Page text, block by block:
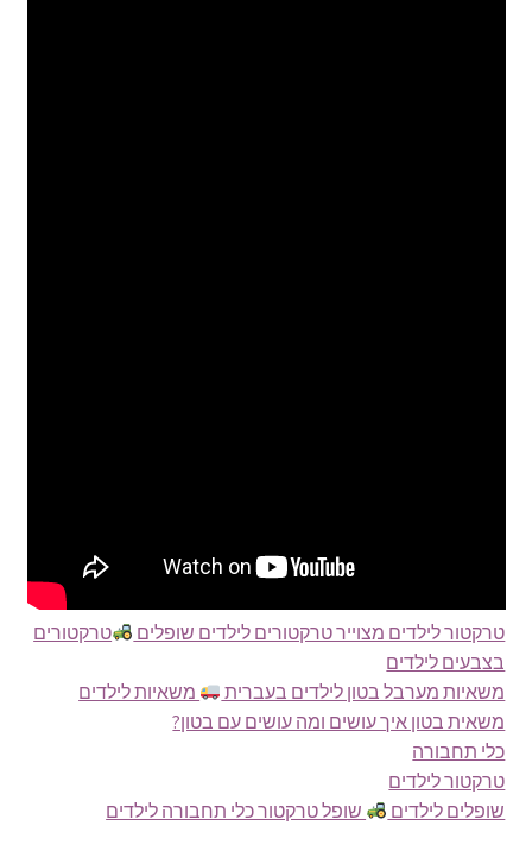
טרקטור לילדים מצוייר טרקטורים לילדים שופלים
טרקטורים
בצבעים לילדים
משאיות מערבל בטון לילדים בעברית
משאיות לילדים
משאית בטון איך עושים ומה עושים עם בטון?
כלי תחבורה
טרקטור לילדים
שופלים לילדים
שופל טרקטור כלי תחבורה לילדים